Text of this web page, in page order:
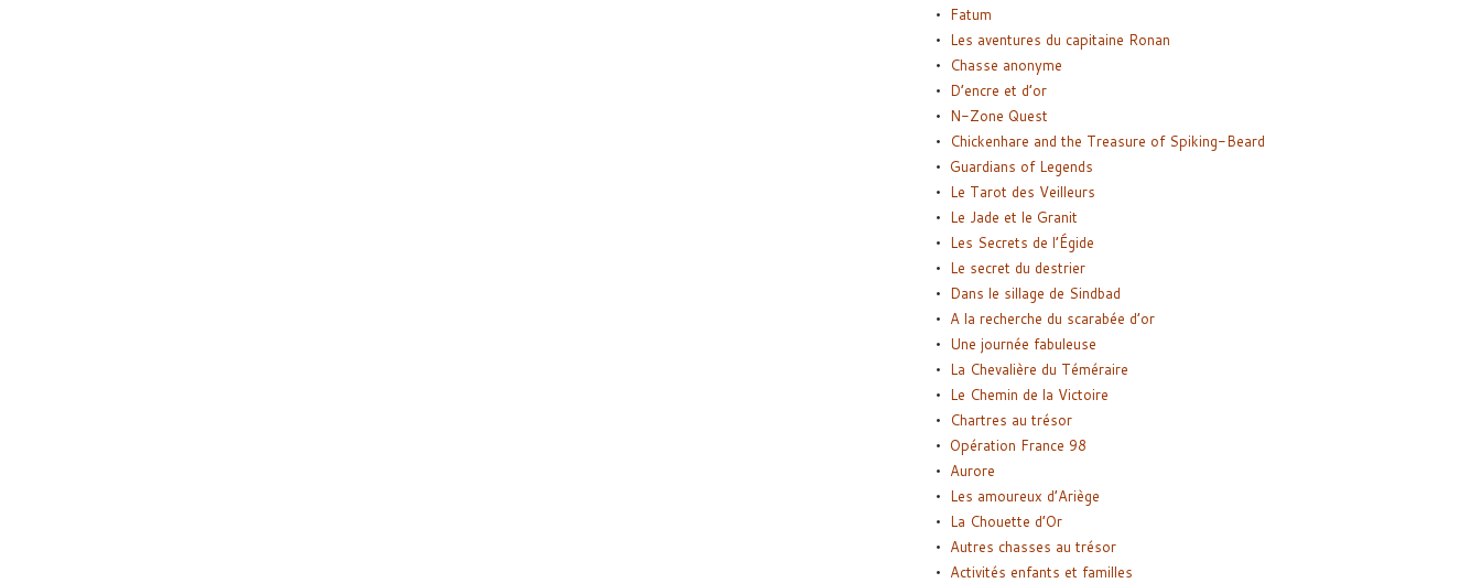
Fatum
Les aventures du capitaine Ronan
Chasse anonyme
D’encre et d’or
N-Zone Quest
Chickenhare and the Treasure of Spiking-Beard
Guardians of Legends
Le Tarot des Veilleurs
Le Jade et le Granit
Les Secrets de l’Égide
Le secret du destrier
Dans le sillage de Sindbad
A la recherche du scarabée d’or
Une journée fabuleuse
La Chevalière du Téméraire
Le Chemin de la Victoire
Chartres au trésor
Opération France 98
Aurore
Les amoureux d’Ariège
La Chouette d’Or
Autres chasses au trésor
Activités enfants et familles